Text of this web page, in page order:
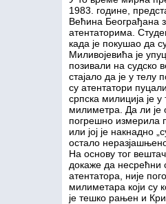
1983. године,
Већина Београђана
атентаторима.
када је покушао да
Миливојевића је
позивали на судско
стајало да је у телу
су атентатори
српска милиција је
милиметра. Да ли је
погрешно измерила
или јој је накнадно
остало
На основу тог
докаже да несрећни
атентатора, није
милиметара који су
је тешко рањен и